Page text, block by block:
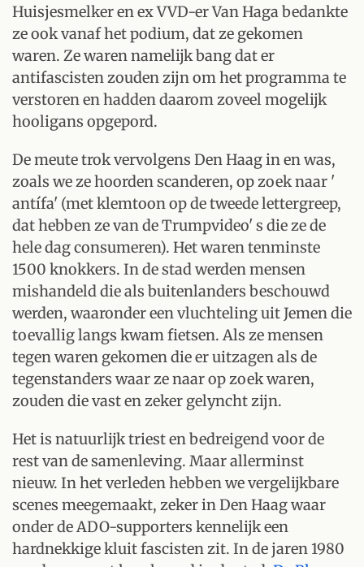
Huisjesmelker en ex VVD-er Van Haga bedankte
ze ook vanaf het podium, dat ze gekomen
waren. Ze waren namelijk bang dat er
antifascisten zouden zijn om het programma te
verstoren en hadden daarom zoveel mogelijk
hooligans opgepord.
De meute trok vervolgens Den Haag in en was,
zoals we ze hoorden scanderen, op zoek naar '
antífa' (met klemtoon op de tweede lettergreep,
dat hebben ze van de Trumpvideo' s die ze de
hele dag consumeren). Het waren tenminste
1500 knokkers. In de stad werden mensen
mishandeld die als buitenlanders beschouwd
werden, waaronder een vluchteling uit Jemen die
toevallig langs kwam fietsen. Als ze mensen
tegen waren gekomen die er uitzagen als de
tegenstanders waar ze naar op zoek waren,
zouden die vast en zeker gelyncht zijn.
Het is natuurlijk triest en bedreigend voor de
rest van de samenleving. Maar allerminst
nieuw. In het verleden hebben we vergelijkbare
scenes meegemaakt, zeker in Den Haag waar
onder de ADO-supporters kennelijk een
hardnekkige kluit fascisten zit. In de jaren 1980